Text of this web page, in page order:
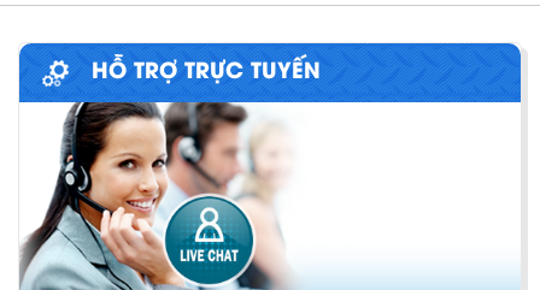
HỖ TRỢ TRỰC TUYẾN